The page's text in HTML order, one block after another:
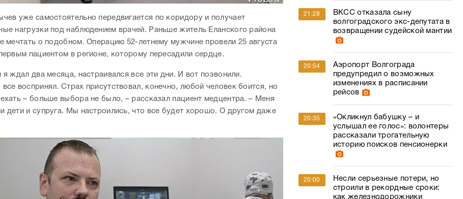
уже самостоятельно передвигается по коридору и получает
нагрузки под наблюдением врачей. Раньше житель Еланского района
мечтать о подобном. Операцию 52-летнему мужчине провели 25 августа
пациентом в регионе, которому пересадили сердце.
я ждал два месяца, настраивался все эти дни. И вот позвонили.
воспринял. Страх присутствовал, конечно, любой человек боится, но
– больше выбора не было, – рассказал пациент медцентра. – Меня
дети и супруга. Мы настроились, что все будет хорошо. О другом даже
21:28
ВКСС отказала сыну
волгоградского экс-депутата в
возвращении судейской мантии
20:54
Аэропорт Волгограда
предупредил о возможных
изменениях в расписании
рейсов
20:35
«Окликнул бабушку – и
услышал ее голос»: волонтеры
рассказали трогательную
историю поисков пенсионерки
20:00
Несли серьезные потери, но
строили в рекордные сроки:
как железнодорожники